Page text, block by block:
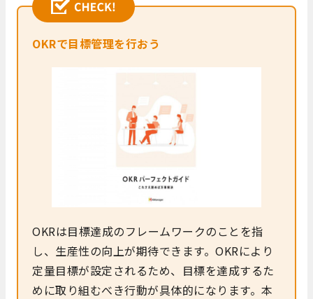
OKRで目標管理を行おう
OKRは目標達成のフレームワークのことを指
し、生産性の向上が期待できます。OKRにより
定量目標が設定されるため、目標を達成するた
めに取り組むべき行動が具体的になります。本